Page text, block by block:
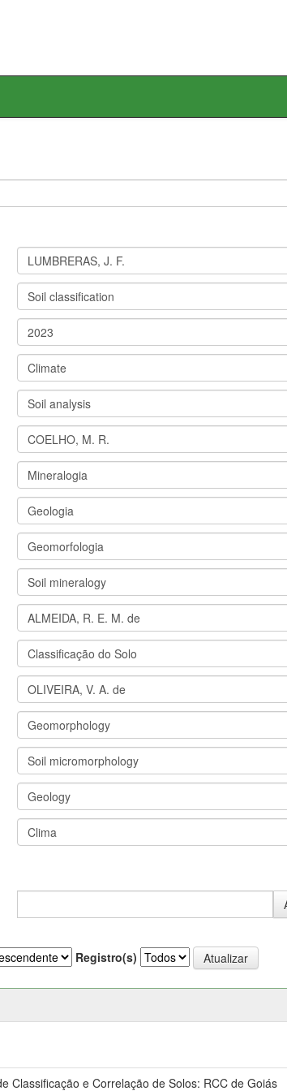
Registro(s)
Classificação e Correlação de Solos: RCC de Goiás